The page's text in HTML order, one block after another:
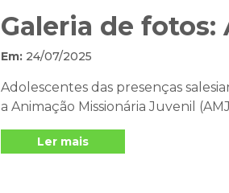
Galeria de fotos:
Em:24/07/2025
Adolescentes das presenças
a Animação Missionária Juvenil
Ler mais